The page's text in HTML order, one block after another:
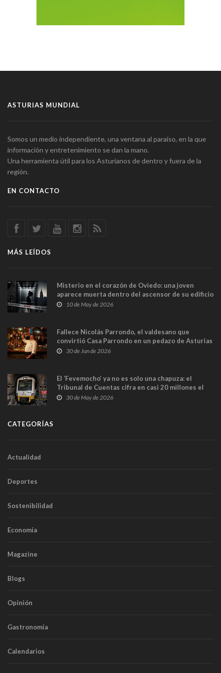
ASTURIAS MUNDIAL
Somos un medio independiente, una ventana al paraíso, en la que
información y entretenimiento se dan la mano.
Una herramienta útil para los Asturianos de dentro y fuera de la
región.
EN CONTACTO
MÁS LEÍDOS
Misterio en el corazón de Oviedo: una joven
aparece muerta dentro del ascensor de su edificio
y las cámaras captan sus últimos minutos
10 de May de 2026
Fallece Nicolás Parrondo, el valdesano que
convirtió Casa Parrondo en un pedazo de Asturias
en Madrid
30 de Jun de 2026
El ‘Fevemocho’ ya no es solo una chapuza: el
Tribunal de Cuentas cifra en casi 20 millones el
sobrecoste de los trenes que no cabían por los
30 de May de 2026
CATEGORÍAS
Actualidad
Deportes
Sostenibilidad
Economía
Magazine
Blogs
Opinión
Gastronomía
Calendarios